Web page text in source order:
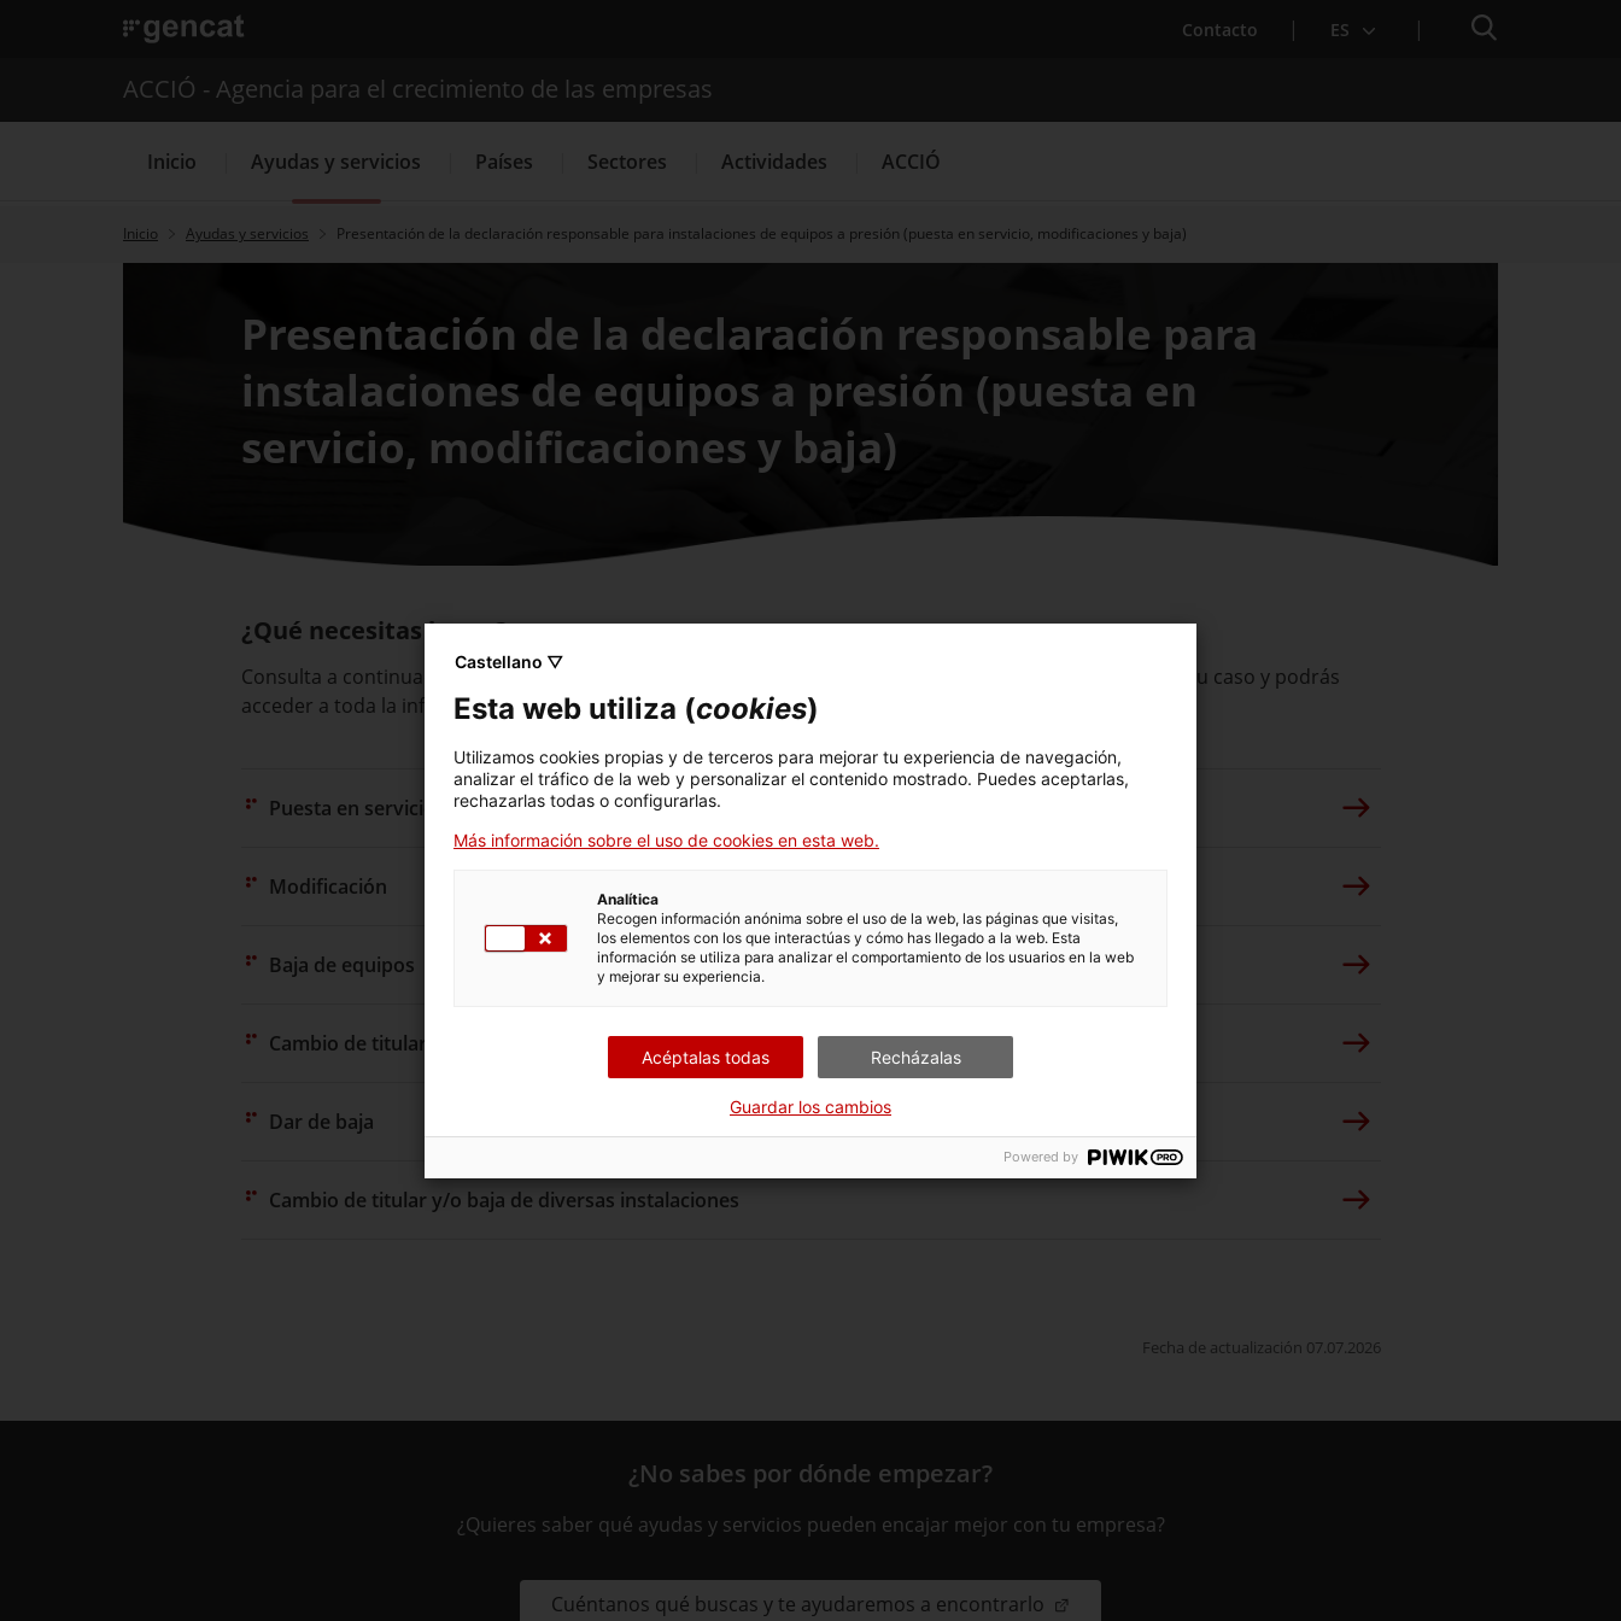
. Abrir en una nueva ventana. Contacto ES Buscador
Buscador
ACCIÓ - Agencia para el crecimiento de las empresas
Inicio Ayudas y servicios Países Sectores Actividades ACCIÓ
Inicio Ayudas y servicios Presentación de la declaración responsable para instalaciones de equipos a presión (puesta en servicio, modificaciones y baja)
Presentación de la declaración responsable para
instalaciones de equipos a presión (puesta en
servicio, modificaciones y baja)
¿Qué necesitas hacer?
Consulta a continuación todas las opciones vinculadas al trámite. Selecciona la que se corresponda con tu caso y podrás
acceder a toda la información y condiciones de tramitación.
Puesta en servicio
Modificación
Baja de equipos
Cambio de titular
Dar de baja
Cambio de titular y/o baja de diversas instalaciones
Fecha de actualización 07.07.2026
¿No sabes por dónde empezar?
¿Quieres saber qué ayudas y servicios pueden encajar mejor con tu empresa?
Cuéntanos qué buscas y te ayudaremos a encontrarlo
Castellano ▽
Esta web utiliza (cookies)
Utilizamos cookies propias y de terceros para mejorar tu experiencia de navegación,
analizar el tráfico de la web y personalizar el contenido mostrado. Puedes aceptarlas,
rechazarlas todas o configurarlas.
Más información sobre el uso de cookies en esta web.
Analítica
Recogen información anónima sobre el uso de la web, las páginas que visitas,
los elementos con los que interactúas y cómo has llegado a la web. Esta
información se utiliza para analizar el comportamiento de los usuarios en la web
y mejorar su experiencia.
Acéptalas todas Recházalas
Guardar los cambios
Powered by